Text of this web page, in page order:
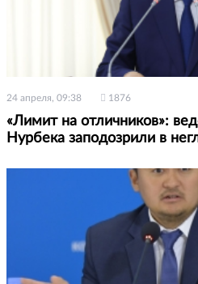
24 апреля, 09:38 1876
«Лимит на отличников»:
Нурбека заподозрили в